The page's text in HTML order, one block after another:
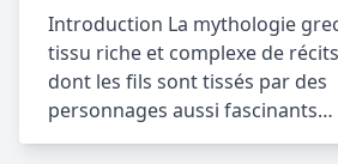
Introduction La mythologie
tissu riche et complexe de
dont les fils sont tissés par des
personnages aussi fascinants…